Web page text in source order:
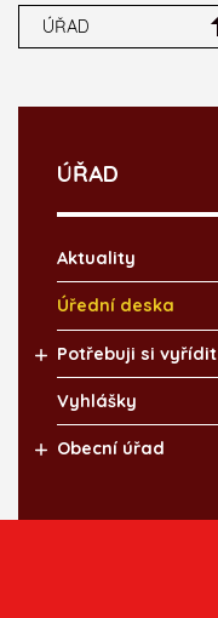
ÚŘAD
ÚŘAD
Aktuality
Úřední deska
Potřebuji si vyřídit
Vyhlášky
Obecní úřad